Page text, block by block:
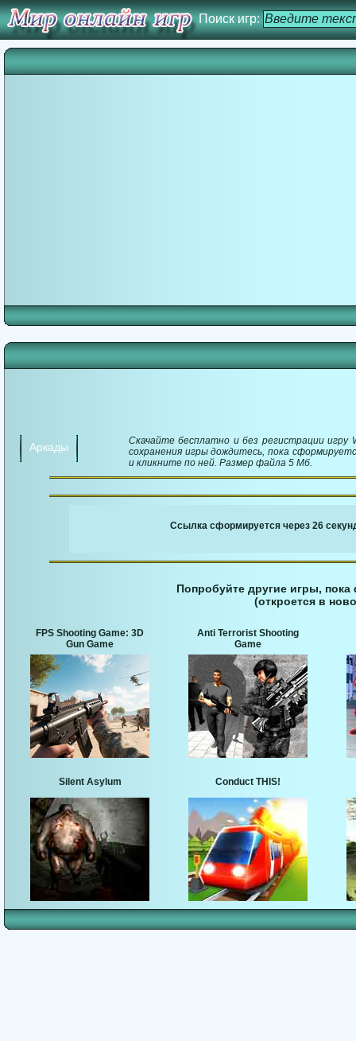
Поиск игр:
Аркады
Скачайте бесплатно и без регистрации игру
сохранения игры дождитесь, пока
и кликните по ней. Размер файла 5 Мб.
Ссылка сформируется через 26
Попробуйте другие игры,
(откроется в
FPS Shooting Game: 3D
Gun Game
Anti Terrorist Shooting
Game
Silent Asylum Conduct THIS!